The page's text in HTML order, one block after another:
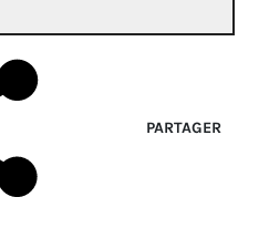
PARTAGER